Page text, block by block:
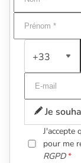
+33
Je
J'accepte
pour me
RGPD